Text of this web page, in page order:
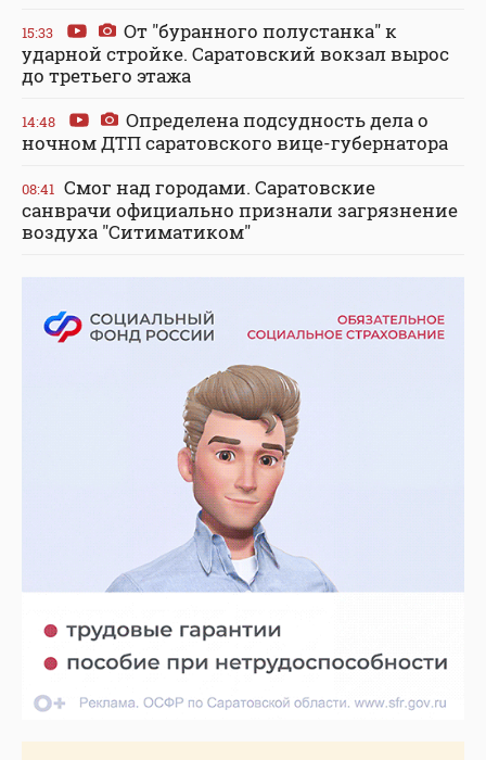
15:33
От "буранного полустанка" к
ударной стройке. Саратовский вокзал вырос
до третьего этажа
14:48
Определена подсудность дела о
ночном ДТП саратовского вице-губернатора
08:41 Смог над городами. Саратовские
санврачи официально признали загрязнение
воздуха "Ситиматиком"